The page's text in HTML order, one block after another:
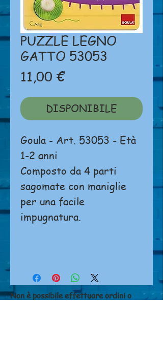
PUZZLE LEGNO
GATTO 53053
11,00 €Prezzo
DISPONIBILE
Goula - Art. 53053 - Età
1-2 anni
Composto da 4 parti
sagomate con maniglie
per una facile
impugnatura.
Non è possibile effettuare ordini o